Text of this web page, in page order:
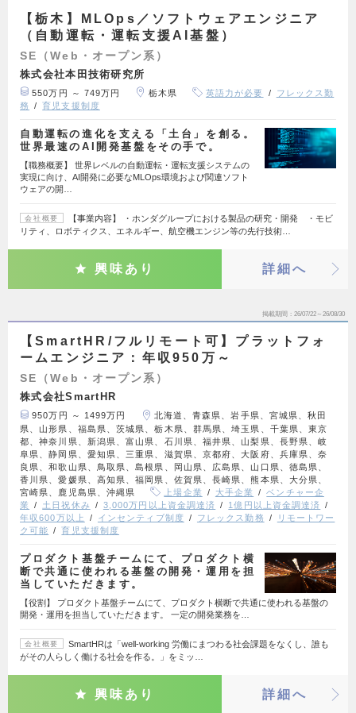
【栃木】MLOps／ソフトウェアエンジニア
（自動運転・運転支援AI基盤）
SE（Web・オープン系）
株式会社本田技術研究所
550万円 ～ 749万円 栃木県 英語力が必要
フレックス勤
務
育児支援制度
自動運転の進化を支える「土台」を創る。
世界最速のAI開発基盤をその手で。
【職務概要】 世界レベルの自動運転・運転支援システムの
実現に向け、AI開発に必要なMLOps環境および関連ソフト
ウェアの開…
会社概要
【事業内容】 ・ホンダグループにおける製品の研究・開発 ・モビ
リティ、ロボティクス、エネルギー、航空機エンジン等の先行技術…
興味あり 詳細へ
掲載期間 26/07/22～26/08/30
【SmartHR/フルリモート可】プラットフォ
ームエンジニア：年収950万～
SE（Web・オープン系）
株式会社SmartHR
950万円 ～ 1499万円
北海道、青森県、岩手県、宮城県、秋田
県、山形県、福島県、茨城県、栃木県、群馬県、埼玉県、千葉県、東京
都、神奈川県、新潟県、富山県、石川県、福井県、山梨県、長野県、岐
阜県、静岡県、愛知県、三重県、滋賀県、京都府、大阪府、兵庫県、奈
良県、和歌山県、鳥取県、島根県、岡山県、広島県、山口県、徳島県、
香川県、愛媛県、高知県、福岡県、佐賀県、長崎県、熊本県、大分県、
宮崎県、鹿児島県、沖縄県
上場企業 大手企業
ベンチャー企
業
土日祝休み 3,000万円以上資金調達済
1億円以上資金調達済
年収600万以上
インセンティブ制度 フレックス勤務
リモートワー
ク可能
育児支援制度
プロダクト基盤チームにて、プロダクト横
断で共通に使われる基盤の開発・運用を担
当していただきます。
【役割】 プロダクト基盤チームにて、プロダクト横断で共通に使われる基盤の
開発・運用を担当していただきます。 一定の開発業務を…
会社概要
SmartHRは「well-working 労働にまつわる社会課題をなくし、誰も
がその人らしく働ける社会を作る。」をミッ…
興味あり 詳細へ